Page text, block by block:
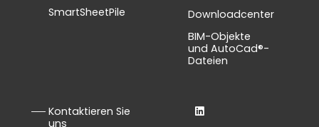
SmartSheetPile
Downloadcenter
BIM-Objekte
und AutoCad®-
Dateien
Kontaktieren Sie
uns